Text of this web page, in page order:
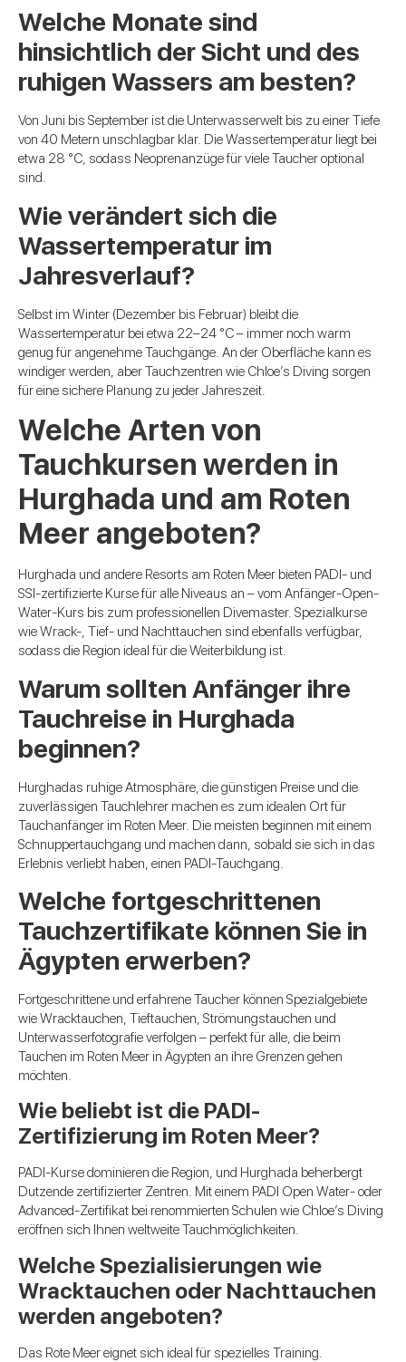
Welche Monate sind
hinsichtlich der Sicht und des
ruhigen Wassers am besten?
Von Juni bis September ist die Unterwasserwelt bis zu einer Tiefe
von 40 Metern unschlagbar klar. Die Wassertemperatur liegt bei
etwa 28 °C, sodass Neoprenanzüge für viele Taucher optional
sind.
Wie verändert sich die
Wassertemperatur im
Jahresverlauf?
Selbst im Winter (Dezember bis Februar) bleibt die
Wassertemperatur bei etwa 22–24 °C – immer noch warm
genug für angenehme Tauchgänge. An der Oberfläche kann es
windiger werden, aber Tauchzentren wie Chloe’s Diving sorgen
für eine sichere Planung zu jeder Jahreszeit.
Welche Arten von
Tauchkursen werden in
Hurghada und am Roten
Meer angeboten?
Hurghada und andere Resorts am Roten Meer bieten PADI- und
SSI-zertifizierte Kurse für alle Niveaus an – vom Anfänger-Open-
Water-Kurs bis zum professionellen Divemaster. Spezialkurse
wie Wrack-, Tief- und Nachttauchen sind ebenfalls verfügbar,
sodass die Region ideal für die Weiterbildung ist.
Warum sollten Anfänger ihre
Tauchreise in Hurghada
beginnen?
Hurghadas ruhige Atmosphäre, die günstigen Preise und die
zuverlässigen Tauchlehrer machen es zum idealen Ort für
Tauchanfänger im Roten Meer. Die meisten beginnen mit einem
Schnuppertauchgang und machen dann, sobald sie sich in das
Erlebnis verliebt haben, einen PADI-Tauchgang.
Welche fortgeschrittenen
Tauchzertifikate können Sie in
Ägypten erwerben?
Fortgeschrittene und erfahrene Taucher können Spezialgebiete
wie Wracktauchen, Tieftauchen, Strömungstauchen und
Unterwasserfotografie verfolgen – perfekt für alle, die beim
Tauchen im Roten Meer in Ägypten an ihre Grenzen gehen
möchten.
Wie beliebt ist die PADI-
Zertifizierung im Roten Meer?
PADI-Kurse dominieren die Region, und Hurghada beherbergt
Dutzende zertifizierter Zentren. Mit einem PADI Open Water- oder
Advanced-Zertifikat bei renommierten Schulen wie Chloe’s Diving
eröffnen sich Ihnen weltweite Tauchmöglichkeiten.
Welche Spezialisierungen wie
Wracktauchen oder Nachttauchen
werden angeboten?
Das Rote Meer eignet sich ideal für spezielles Training.